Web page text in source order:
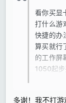
看你买显
打什么游
快捷的办
算买就行
的工作屏
1050起
要三屏
多谢！我不打